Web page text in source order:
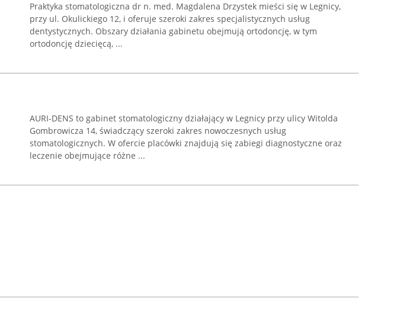
Praktyka stomatologiczna dr n. med. Magdalena Drzystek mieści się w Legnicy,
przy ul. Okulickiego 12, i oferuje szeroki zakres specjalistycznych usług
dentystycznych. Obszary działania gabinetu obejmują ortodoncję, w tym
ortodoncję dziecięcą, ...
AURI-DENS to gabinet stomatologiczny działający w Legnicy przy ulicy Witolda
Gombrowicza 14, świadczący szeroki zakres nowoczesnych usług
stomatologicznych. W ofercie placówki znajdują się zabiegi diagnostyczne oraz
leczenie obejmujące różne ...